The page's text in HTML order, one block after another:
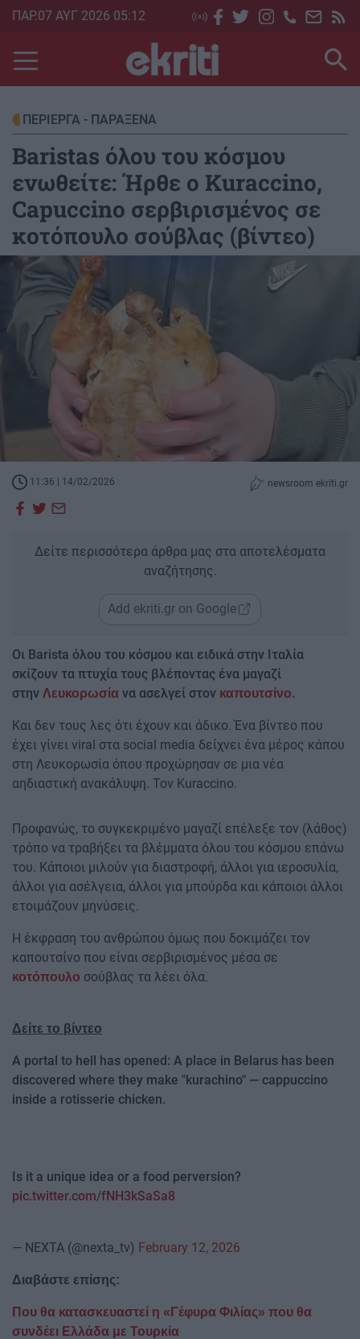
Skip
main
content
ΠΑΡ.07 ΑΥΓ 2026 05:12
ΠΕΡΙΕΡΓΑ - ΠΑΡΑΞΕΝΑ
Baristas όλου του κόσμου
ενωθείτε: Ήρθε ο Kuraccino,
Capuccino σερβιρισμένος σε
κοτόπουλο σούβλας (βίντεο)
11:36 | 14/02/2026 newsroom ekriti.gr
Δείτε περισσότερα άρθρα μας στα αποτελέσματα
αναζήτησης.
Add ekriti.gr on Google
Οι Barista όλου του κόσμου και ειδικά στην Ιταλία
σκίζουν τα πτυχία τους βλέποντας ένα μαγαζί
στην Λευκορωσία να ασελγεί στον καπουτσίνο.
Και δεν τους λες ότι έχουν και άδικο. Ένα βίντεο που
έχει γίνει viral στα social media δείχνει ένα μέρος κάπου
στη Λευκορωσία όπου προχώρησαν σε μια νέα
αηδιαστική ανακάλυψη. Τον Kuraccino.
Προφανώς, το συγκεκριμένο μαγαζί επέλεξε τον (λάθος)
τρόπο να τραβήξει τα βλέμματα όλου του κόσμου επάνω
του. Κάποιοι μιλούν για διαστροφή, άλλοι για ιεροσυλία,
άλλοι για ασέλγεια, άλλοι για μπούρδα και κάποιοι άλλοι
ετοιμάζουν μηνύσεις.
Η έκφραση του ανθρώπου όμως που δοκιμάζει τον
καπουτσίνο που είναι σερβιρισμένος μέσα σε
κοτόπουλο σούβλας τα λέει όλα.
Δείτε το βίντεο
A portal to hell has opened: A place in Belarus has been
discovered where they make "kurachino" — cappuccino
inside a rotisserie chicken.
Is it a unique idea or a food perversion?
pic.twitter.com/fNH3kSaSa8
— NEXTA (@nexta_tv) February 12, 2026
Διαβάστε επίσης:
Που θα κατασκευαστεί η «Γέφυρα Φιλίας» που θα
συνδέει Ελλάδα με Τουρκία